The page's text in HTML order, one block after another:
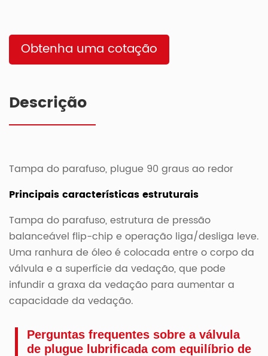
Obtenha uma cotação
Descrição
Tampa do parafuso, plugue 90 graus ao redor
Principais características estruturais
Tampa do parafuso, estrutura de pressão
balanceável flip-chip e operação liga/desliga leve.
Uma ranhura de óleo é colocada entre o corpo da
válvula e a superfície da vedação, que pode
infundir a graxa da vedação para aumentar a
capacidade da vedação.
Perguntas frequentes sobre a válvula
de plugue lubrificada com equilíbrio de